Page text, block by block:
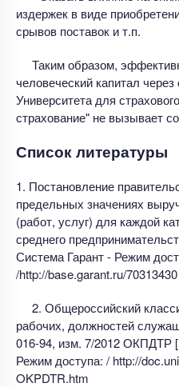
издержек в виде
срывов поставок и т.п.
Таким образом,
человеческий капитал
Университета для
страхование" не вызывает
Список литературы
1. Постановление
предельных значениях
(работ, услуг) для каждой
среднего
Система Гарант - Режим
/http://base.garant.ru/70313430
2. Общероссийский
рабочих, должностей
016-94, изм. 7/2012 ОКПДТР
Режим доступа: / http://
OKPDTR.htm